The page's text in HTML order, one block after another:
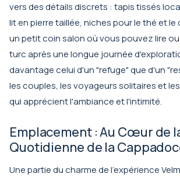
vers des détails discrets : tapis tissés
lit en pierre taillée, niches pour le thé et
un petit coin salon où vous pouvez lire
turc après une longue journée
davantage celui d'un "refuge" que d'un
les couples, les voyageurs solitaires et
qui apprécient l'ambiance et l'intimité.
Emplacement : Au Cœur de
Quotidienne de la
Une partie du charme de l'expérience